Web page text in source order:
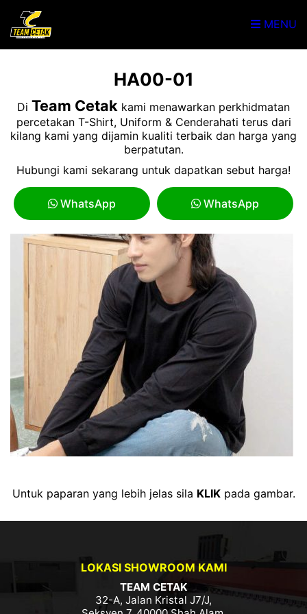
MENU
HA00-01
Di Team Cetak kami menawarkan perkhidmatan
percetakan T-Shirt, Uniform & Cenderahati terus dari
kilang kami yang dijamin kualiti terbaik dan harga yang
berpatutan.
Hubungi kami sekarang untuk dapatkan sebut harga!
WhatsApp WhatsApp
Untuk paparan yang lebih jelas sila KLIKpada gambar.
LOKASI SHOWROOM KAMI
TEAM CETAK
32-A, Jalan Kristal J7/J,